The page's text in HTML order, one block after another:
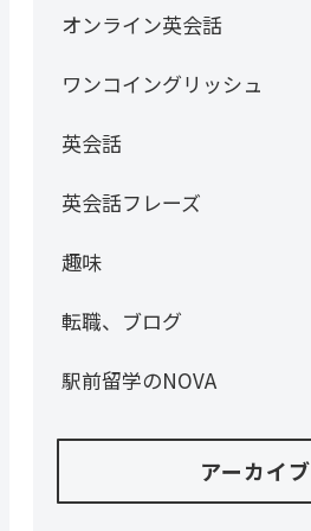
オンライン英会話
ワンコイングリッシュ
英会話
英会話フレーズ
趣味
転職、ブログ
駅前留学のNOVA
アーカイブ